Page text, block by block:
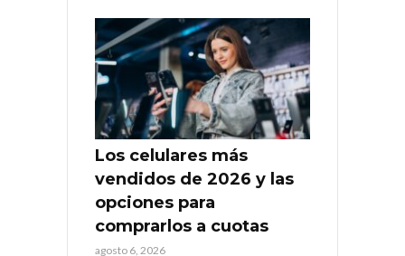
Los celulares más
vendidos de 2026 y las
opciones para
comprarlos a cuotas
agosto 6, 2026